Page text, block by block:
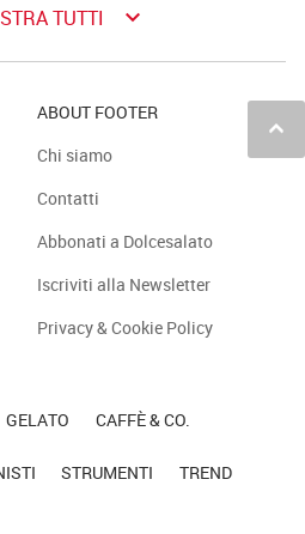
TUTTI keyboard_arrow_down
keyboard_arrow_up
ABOUT FOOTER
Chi siamo
Contatti
Abbonati a Dolcesalato
Iscriviti alla Newsletter
Privacy & Cookie Policy
GELATO CAFFÈ & CO.
STRUMENTI TREND